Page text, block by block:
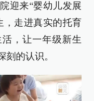
迎来“婴幼儿发展
，走进真实的托育
，让一年级新生
的认识。